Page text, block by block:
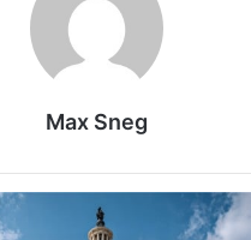
Max Sneg